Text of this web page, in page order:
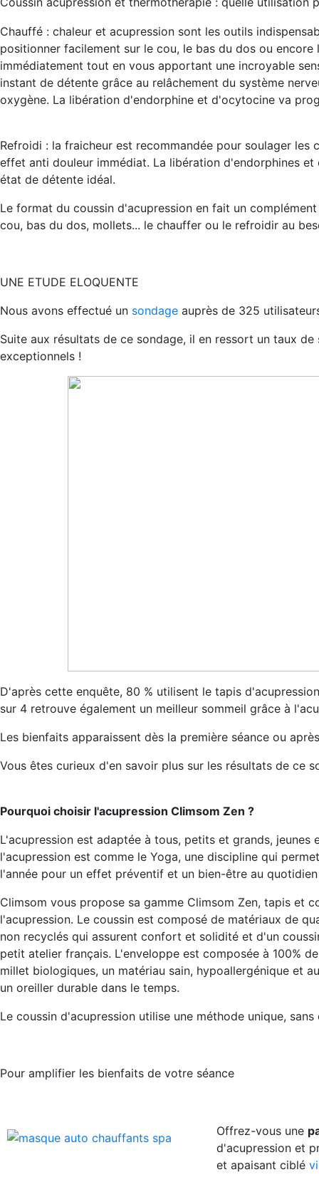
Chauffé : chaleur et acupression sont les outils
positionner facilement sur le cou, le bas du dos ou
immédiatement tout en vous apportant une incroyable
instant de détente grâce au relâchement du système
oxygène. La libération d'endorphine et d'ocytocine va
Refroidi : la fraicheur est recommandée pour soulager les
effet anti douleur immédiat. La libération d'endorphines
état de détente idéal.
Le format du coussin d'acupression en fait un
cou, bas du dos, mollets... le chauffer ou le refroidir au
UNE ETUDE ELOQUENTE
Nous avons effectué un sondage auprès de 325
Suite aux résultats de ce sondage, il en ressort un taux
exceptionnels !
D'après cette enquête, 80 % utilisent le tapis
sur 4 retrouve également un meilleur sommeil grâce à
Les bienfaits apparaissent dès la première séance ou
Vous êtes curieux d'en savoir plus sur les résultats de ce
Pourquoi choisir l'acupression Climsom Zen ?
L'acupression est adaptée à tous, petits et grands,
l'acupression est comme le Yoga, une discipline qui
l'année pour un effet préventif et un bien-être au
Climsom vous propose sa gamme Climsom Zen, tapis et
l'acupression. Le coussin est composé de matériaux de
non recyclés qui assurent confort et solidité et d'un
petit atelier français. L'enveloppe est composée à 100%
millet biologiques, un matériau sain, hypoallergénique et
un oreiller durable dans le temps.
Le coussin d'acupression utilise une méthode unique,
Pour amplifier les bienfaits de votre séance
Offrez-vous une
d'acupression et
et apaisant ciblé